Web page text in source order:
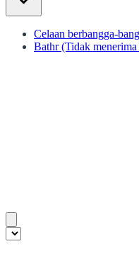
Celaan berbangga-
Bathr (Tidak